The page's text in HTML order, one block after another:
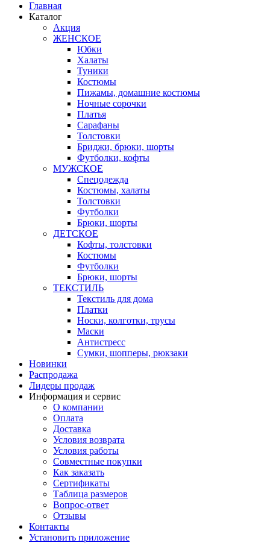
Главная
Каталог
Акция
ЖЕНСКОЕ
Юбки
Халаты
Туники
Костюмы
Пижамы, домашние костюмы
Ночные сорочки
Платья
Сарафаны
Толстовки
Бриджи, брюки, шорты
Футболки, кофты
МУЖСКОЕ
Спецодежда
Костюмы, халаты
Толстовки
Футболки
Брюки, шорты
ДЕТСКОЕ
Кофты, толстовки
Костюмы
Футболки
Брюки, шорты
ТЕКСТИЛЬ
Текстиль для дома
Платки
Носки, колготки, трусы
Маски
Антистресс
Сумки, шопперы, рюкзаки
Новинки
Распродажа
Лидеры продаж
Информация и сервис
О компании
Оплата
Доставка
Условия возврата
Условия работы
Совместные покупки
Как заказать
Сертификаты
Таблица размеров
Вопрос-ответ
Отзывы
Контакты
Установить приложение